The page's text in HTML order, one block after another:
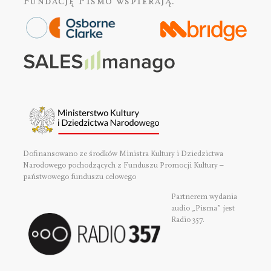
Dofinansowano ze środków Ministra Kultury i Dziedzictwa
Narodowego pochodzących z Funduszu Promocji Kultury –
państwowego funduszu celowego
Partnerem wydania
audio „Pisma” jest
Radio 357.